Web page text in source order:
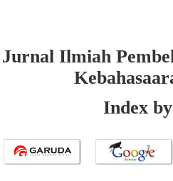
Ilmiah
Index by